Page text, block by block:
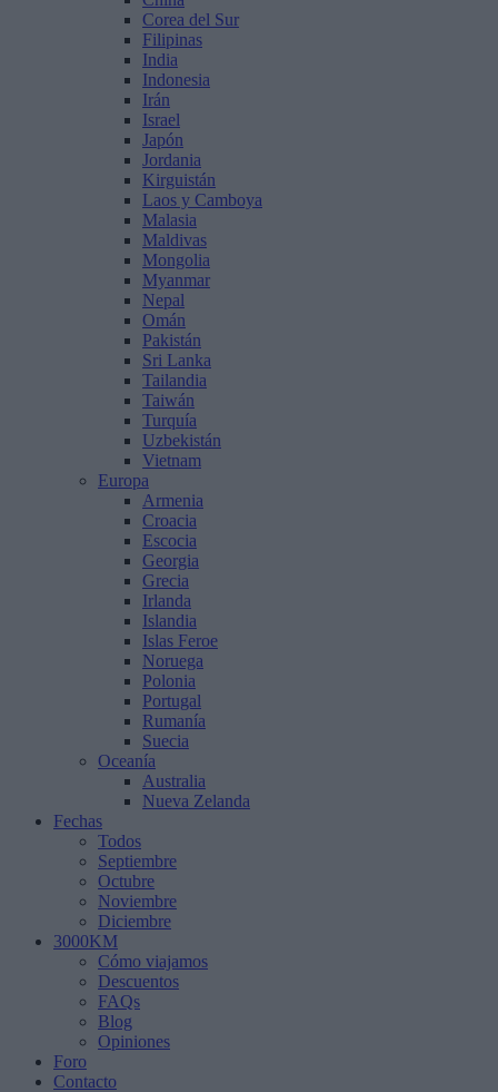
Corea del Sur
Filipinas
India
Indonesia
Irán
Israel
Japón
Jordania
Kirguistán
Laos y Camboya
Malasia
Maldivas
Mongolia
Myanmar
Nepal
Omán
Pakistán
Sri Lanka
Tailandia
Taiwán
Turquía
Uzbekistán
Vietnam
Europa
Armenia
Croacia
Escocia
Georgia
Grecia
Irlanda
Islandia
Islas Feroe
Noruega
Polonia
Portugal
Rumanía
Suecia
Oceanía
Australia
Nueva Zelanda
Fechas
Todos
Septiembre
Octubre
Noviembre
Diciembre
3000KM
Cómo viajamos
Descuentos
FAQs
Blog
Opiniones
Foro
Contacto